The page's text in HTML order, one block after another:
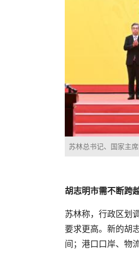
苏林总书记、国家主
胡志明市需不断跨
苏林称，行政区划
要求更高。新的胡
间；港口口岸、物